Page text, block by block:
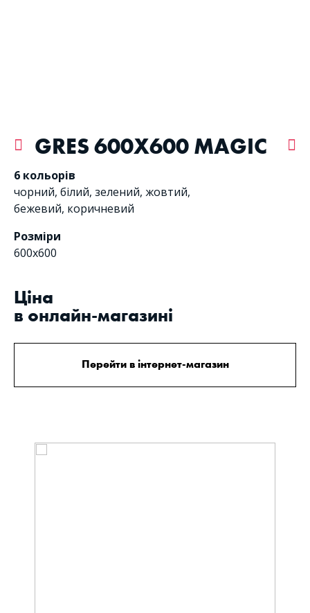
GRES 600X600 MAGIC
6 кольорів
чорний, білий, зелений, жовтий,
бежевий, коричневий
Розміри
600x600
Цiна
в онлайн-магазині
Перейти в інтернет-магазин